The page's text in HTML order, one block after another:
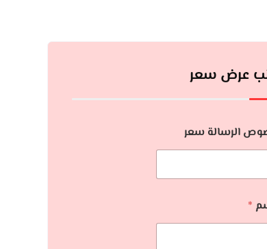
عرض سعر
الرسالة سعر
*